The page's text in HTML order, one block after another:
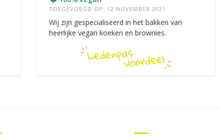
TOEGEVOEGD OP: 12 NOVEMBER 2021
Wij zijn gespecialiseerd in het bakken van
heerlijke vegan koeken en brownies.